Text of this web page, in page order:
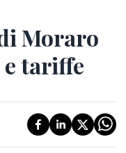
Moraro
tariffe